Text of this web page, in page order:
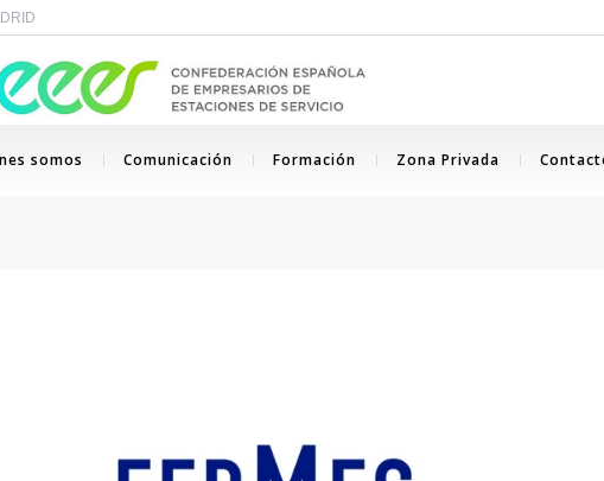
somos Comunicación Formación Zona Privada